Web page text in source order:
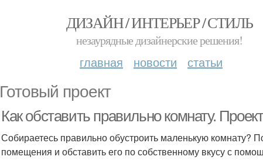
ДИЗАЙН / ИНТЕРЬЕР / СТИЛЬ
незаурядные дизайнерские решения!
главная новости статьи
Готовый проект
Как обставить правильно комнату.
Собираетесь правильно обустроить маленькую комнату?
помещения и обставить его по собственному вкусу с